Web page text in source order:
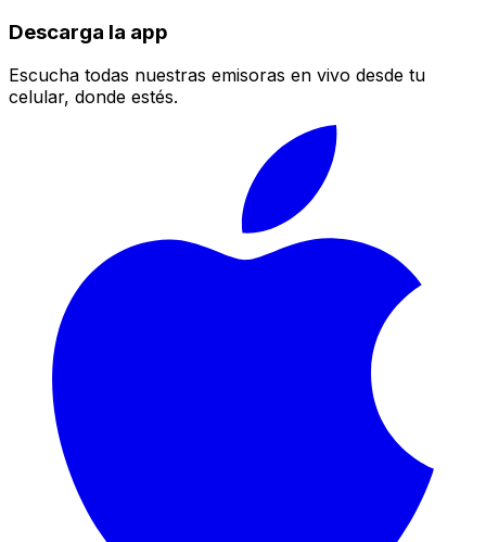
Descarga la app
Escucha todas nuestras emisoras en vivo desde tu
celular, donde estés.